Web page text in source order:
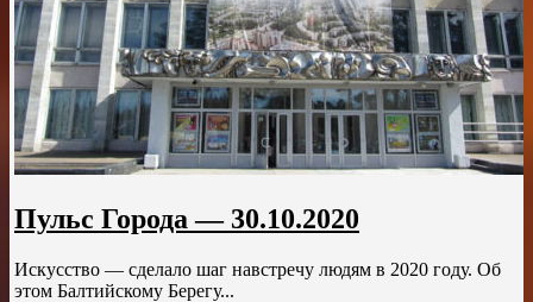
Пульс Города — 30.10.2020
Искусство — сделало шаг навстречу людям в 2020 году. Об
этом Балтийскому Берегу...